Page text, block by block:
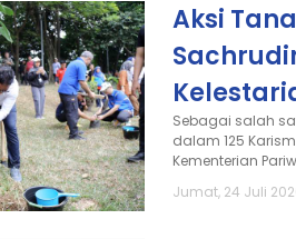
Aksi
Sebagai salah
dalam 125
Kementerian
Jumat, 24 Juli